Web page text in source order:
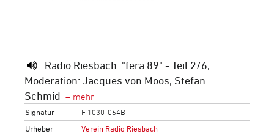
Radio Riesbach: "fera 89" - Teil 2/6,
Moderation: Jacques von Moos, Stefan
Schmid
Signatur
F 1030-064B
Urheber
Verein Radio Riesbach